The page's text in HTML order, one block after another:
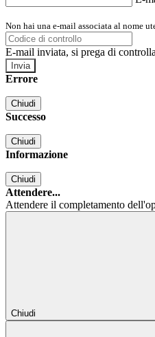
Non hai una e-mail associata al nome
E-mail inviata, si prega di
Errore
Chiudi
Successo
Chiudi
Informazione
Chiudi
Attendere...
Attendere il completamento
Chiudi